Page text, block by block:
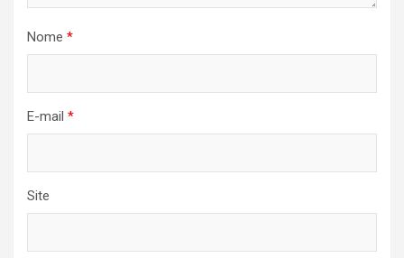
Nome *
E-mail *
Site